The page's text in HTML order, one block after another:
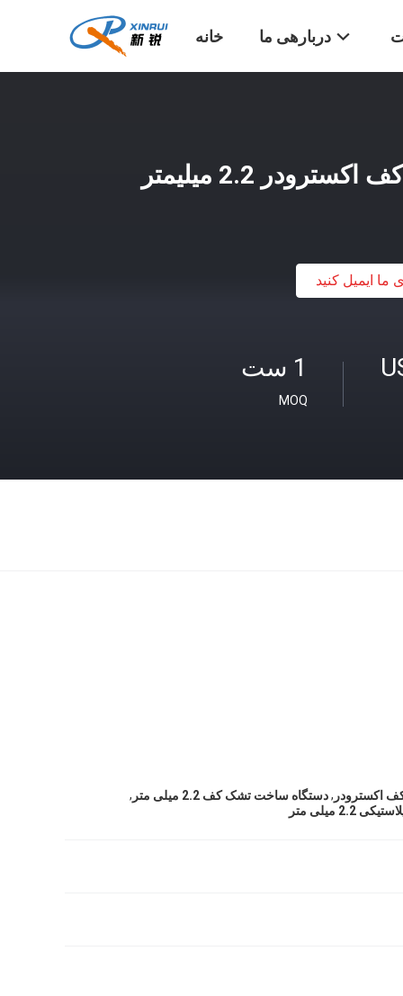
خانه دربارهی ما
2.2 میلیمتر
ما ایمیل کنید
1 ست
MOQ
اکسترودر ,دستگاه ساخت تشک کف 2.2 میلی متر
,
میلی متر